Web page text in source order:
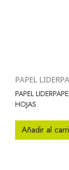
PAPEL
PAPEL
HOJAS
Añadir al